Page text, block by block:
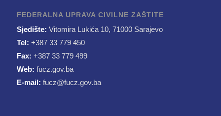
FEDERALNA UPRAVA CIVILNE ZAŠTITE
Sjedište: Vitomira Lukića 10, 71000 Sarajevo
Tel: +387 33 779 450
Fax: +387 33 779 499
Web: fucz.gov.ba
E-mail: fucz@fucz.gov.ba